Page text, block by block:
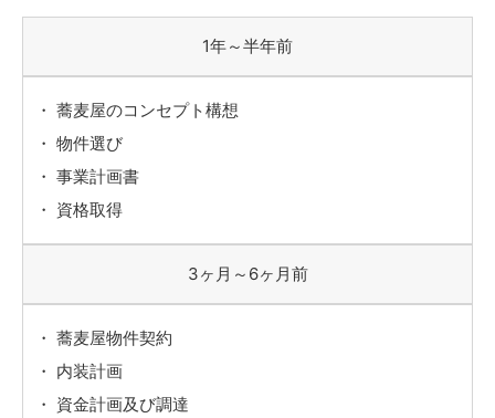
1年～半年前
蕎麦屋のコンセプト構想
物件選び
事業計画書
資格取得
3ヶ月～6ヶ月前
蕎麦屋物件契約
内装計画
資金計画及び調達